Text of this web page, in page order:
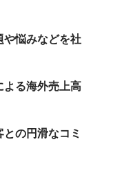
や悩みなどを社
よる海外売上高
の円滑なコミ